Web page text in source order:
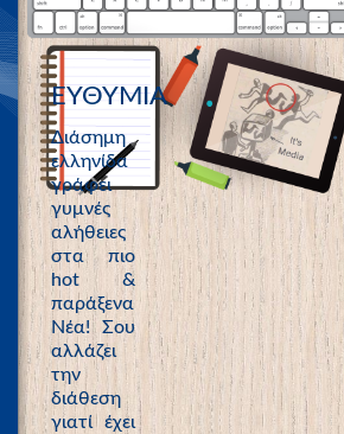
ΕΥΘΥΜΙΑ
Διάσημη
ελληνίδα
γράφει
γυμνές
αλήθειες
στα πιο
hot &
παράξενα
Νέα! Σου
αλλάζει
την
διάθεση
γιατί έχει